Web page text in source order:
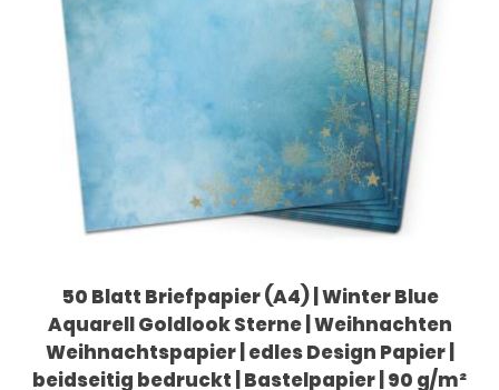
50 Blatt Briefpapier (A4) | Winter Blue
Aquarell Goldlook Sterne | Weihnachten
Weihnachtspapier | edles Design Papier |
beidseitig bedruckt | Bastelpapier | 90 g/m²